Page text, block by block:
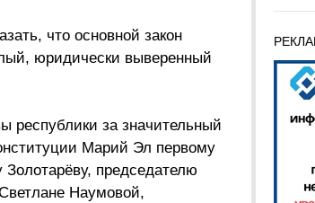
что основной закон
юридически выверенный
республики за значительный
Марий Эл первому
председателю
Наумовой,